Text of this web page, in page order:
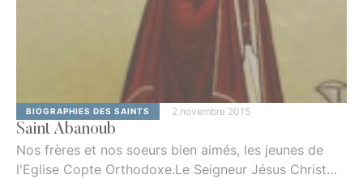
BIOGRAPHIES DES SAINTS 2 novembre 2015
Saint Abanoub
Nos frères et nos soeurs bien aimés, les jeunes de
l'Eglise Copte Orthodoxe.Le Seigneur Jésus Christ